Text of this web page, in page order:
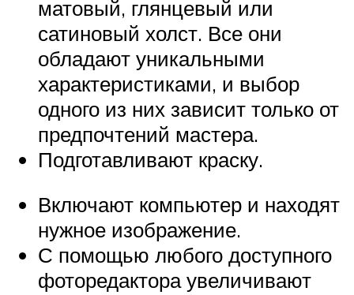
матовый, глянцевый или
сатиновый холст. Все они
обладают уникальными
характеристиками, и выбор
одного из них зависит только от
предпочтений мастера.
Подготавливают краску.
Включают компьютер и находят
нужное изображение.
С помощью любого доступного
фоторедактора увеличивают